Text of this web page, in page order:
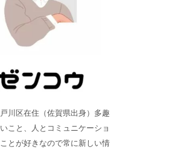
川区在住（佐賀県出身）多趣
こと、人とコミュニケーショ
とが好きなので常に新しい情